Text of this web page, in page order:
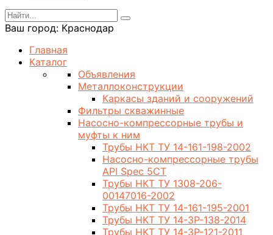
Ваш город: Краснодар
Главная
Каталог
Объявления
Металлоконструкции
Каркасы зданий и сооружений
Фильтры скважинные
Насосно-компрессорные трубы и
муфты к ним
Трубы НКТ ТУ 14-161-198-2002
Насосно-компрессорные трубы
API Spec 5CT
Трубы НКТ ТУ 1308-206-
00147016-2002
Трубы НКТ ТУ 14-161-195-2001
Трубы НКТ ТУ 14-3Р-138-2014
Трубы НКТ ТУ 14-3Р-121-2011